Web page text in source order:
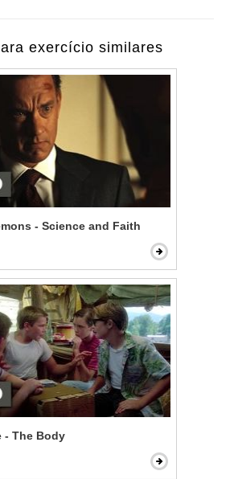
exercício similares
- Science and Faith
- The Body